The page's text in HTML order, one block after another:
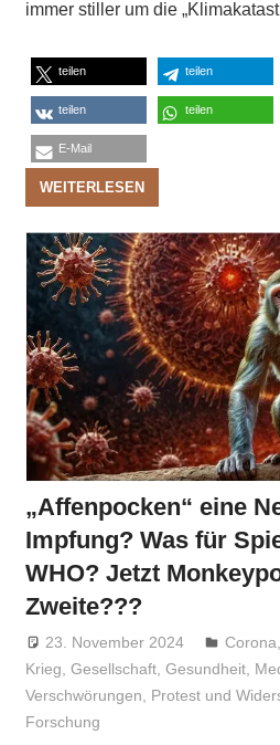
immer stiller um die
teilen teilen
teilen teilen
E-Mail
WEITERLESEN
„Affenpocken“ eine
Impfung? Was für
WHO? Jetzt
Zweite???
23. November 2024 Niki Vogt
Corona
Krieg, Gesellschaft, Gesundheit,
Verschwörungen, Protest und
Forschung